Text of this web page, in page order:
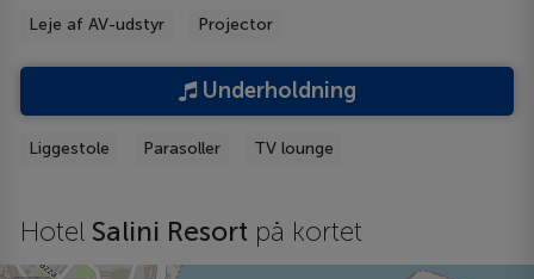
Leje af AV-udstyr Projector
Underholdning
Liggestole Parasoller TV lounge
Hotel Salini Resort på kortet